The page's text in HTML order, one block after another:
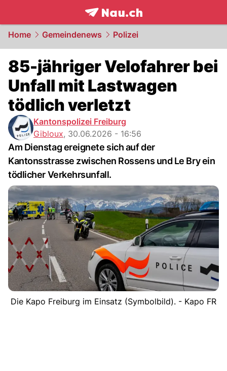
frontpage.NAU.ch
Home Gemeindenews Polizei
85-jähriger Velofahrer bei
Unfall mit Lastwagen
tödlich verletzt
Kantonspolizei Freiburg
Gibloux, 30.06.2026 - 16:56
Am Dienstag ereignete sich auf der
Kantonsstrasse zwischen Rossens und Le Bry ein
tödlicher Verkehrsunfall.
Die Kapo Freiburg im Einsatz (Symbolbild). - Kapo FR